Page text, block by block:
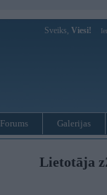
Sveiks, Viesi!
Forums Galerijas
Lietotāja